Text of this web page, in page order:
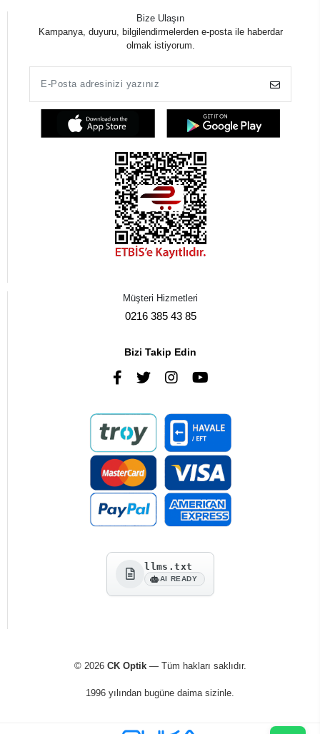
Bize Ulaşın
Kampanya, duyuru, bilgilendirmelerden e-posta ile haberdar
olmak istiyorum.
Müşteri Hizmetleri
0216 385 43 85
Bizi Takip Edin
llms.txt
AI READY
© 2026 CK Optik— Tüm hakları saklıdır.
1996 yılından bugüne daima sizinle.